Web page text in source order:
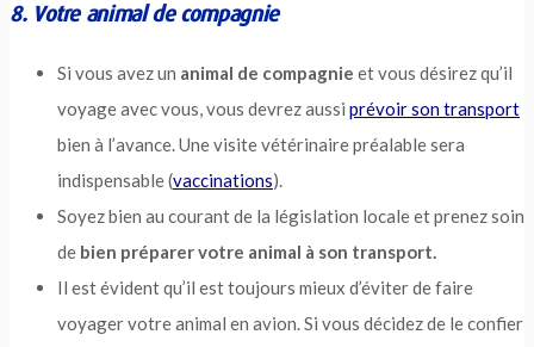
8. Votre animal de compagnie
Si vous avez un animal de compagnie et vous désirez qu’il
voyage avec vous, vous devrez aussi prévoir son transport
bien à l’avance. Une visite vétérinaire préalable sera
indispensable (vaccinations).
Soyez bien au courant de la législation locale et prenez soin
de bien préparer votre animal à son transport.
Il est évident qu’il est toujours mieux d’éviter de faire
voyager votre animal en avion. Si vous décidez de le confier